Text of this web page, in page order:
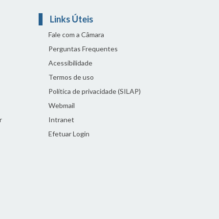
Links Úteis
Fale com a Câmara
Perguntas Frequentes
Acessibilidade
Termos de uso
Política de privacidade (SILAP)
Webmail
Intranet
Efetuar Login